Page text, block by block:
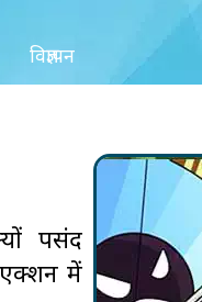
विज्ञापन
पसंद
में